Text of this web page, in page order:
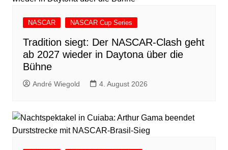
NASCAR NASCAR Cup Series
Tradition siegt: Der NASCAR-Clash geht
ab 2027 wieder in Daytona über die
Bühne
André Wiegold 4. August 2026